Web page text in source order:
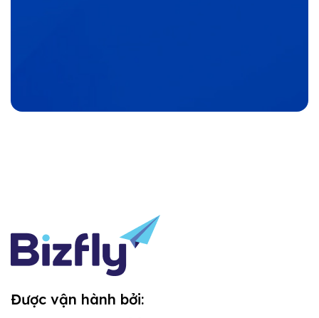
Được vận hành bởi: